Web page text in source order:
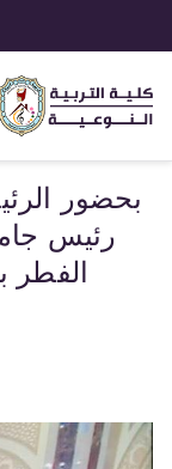
بحضور
رئيس
الفطر